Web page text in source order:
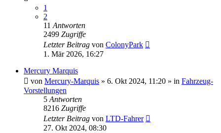
1
2
11 Antworten
2499 Zugriffe
Letzter Beitrag von ColonyPark
1. Mär 2026, 16:27
Mercury Marquis
von Mercury-Marquis » 6. Okt 2024, 11:20 » in Fahrzeug-
Vorstellungen
5 Antworten
8216 Zugriffe
Letzter Beitrag von LTD-Fahrer
27. Okt 2024, 08:30